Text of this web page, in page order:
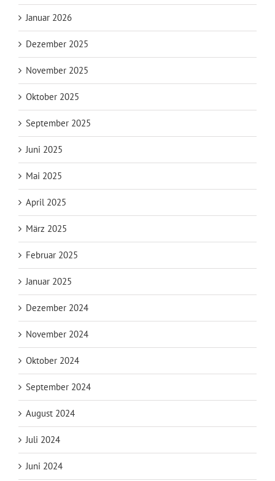
Januar 2026
Dezember 2025
November 2025
Oktober 2025
September 2025
Juni 2025
Mai 2025
April 2025
März 2025
Februar 2025
Januar 2025
Dezember 2024
November 2024
Oktober 2024
September 2024
August 2024
Juli 2024
Juni 2024